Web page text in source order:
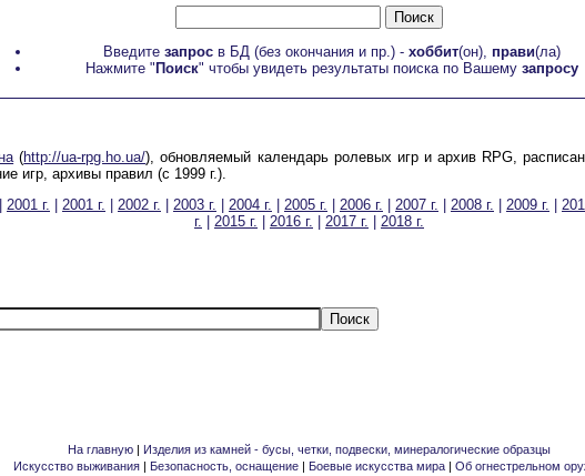
Введите запросв БД (без окончания и пр.) - хоббит(он), прави(ла)
Нажмите " Поиск" чтобы увидеть результаты поиска по Вашему запросу
(http://ua-rpg.ho.ua/), обновляемый календарь ролевых игр и архив RPG,
игр, архивы правил (с 1999 г.).
2001 г. 2001 г. 2002 г. 2003 г. 2004 г. 2005 г. 2006 г. 2007 г. 2008 г. 2009 г.
г.
2015 г. 2016 г. 2017 г. 2018 г.
На главную | Изделия из камней - бусы, четки, подвески, минералогические образцы
Искусство выживания | Безопасность, оснащение | Боевые искусства мира | Об огнестрельном